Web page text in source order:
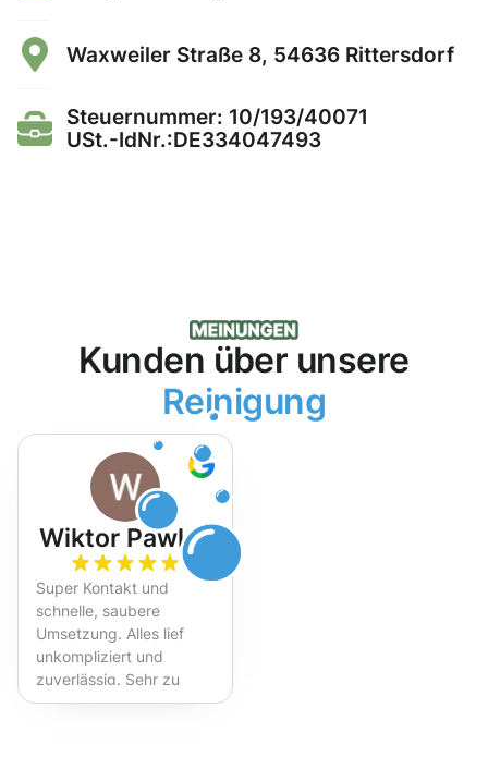
Waxweiler Straße 8, 54636 Rittersdorf
Steuernummer: 10/193/40071
USt.-IdNr.:DE334047493
Kunden über unsere
Reinigung
Wiktor Pawlak
Super Kontakt und
schnelle, saubere
Umsetzung. Alles lief
unkompliziert und
zuverlässig. Sehr zu
empfehlen!